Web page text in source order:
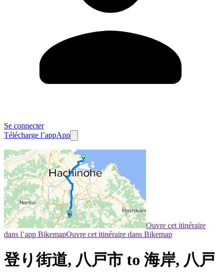
Se connecter
Télécharge l’appApp
Ouvre cet itinéraire
dans l’app BikemapOuvre cet itinéraire dans Bikemap
登り街道, 八戸市 to 海岸, 八戸